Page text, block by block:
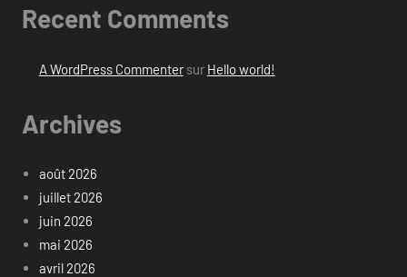
Recent Comments
A WordPress Commentersur Hello world!
Archives
août 2026
juillet 2026
juin 2026
mai 2026
avril 2026